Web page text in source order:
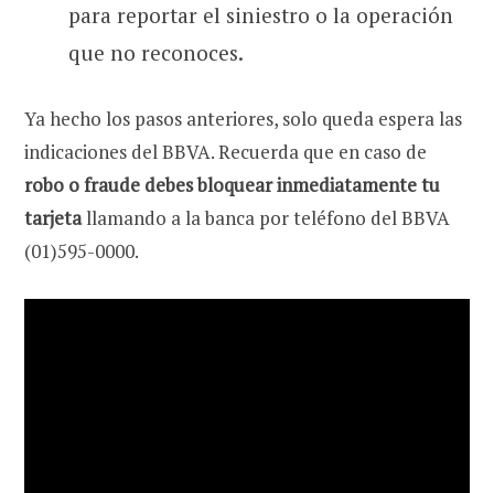
para reportar el siniestro o la operación
que no reconoces.
Ya hecho los pasos anteriores, solo queda espera las
indicaciones del BBVA.Recuerda que en caso de
robo o fraude debes bloquear inmediatamente tu
tarjetallamando a la banca por teléfono del BBVA
(01)595-0000.